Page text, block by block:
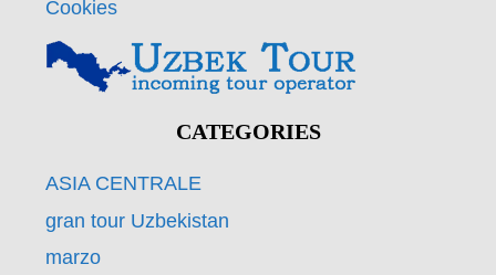
Cookies
CATEGORIES
ASIA CENTRALE
gran tour Uzbekistan
marzo